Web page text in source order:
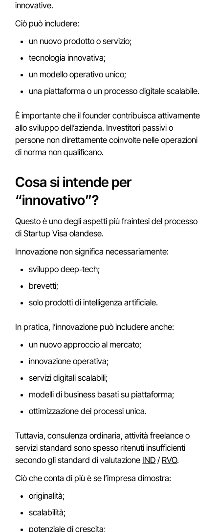
innovative.
Ciò può includere:
un nuovo prodotto o servizio;
tecnologia innovativa;
un modello operativo unico;
una piattaforma o un processo digitale scalabile.
È importante che il founder contribuisca attivamente
allo sviluppo dell’azienda. Investitori passivi o
persone non direttamente coinvolte nelle operazioni
di norma non qualificano.
Cosa si intende per
“innovativo”?
Questo è uno degli aspetti più fraintesi del processo
di Startup Visa olandese.
Innovazione non significa necessariamente:
sviluppo deep‑tech;
brevetti;
solo prodotti di intelligenza artificiale.
In pratica, l’innovazione può includere anche:
un nuovo approccio al mercato;
innovazione operativa;
servizi digitali scalabili;
modelli di business basati su piattaforma;
ottimizzazione dei processi unica.
Tuttavia, consulenza ordinaria, attività freelance o
servizi standard sono spesso ritenuti insufficienti
secondo gli standard di valutazione IND / RVO.
Ciò che conta di più è se l’impresa dimostra:
originalità;
scalabilità;
potenziale di crescita;